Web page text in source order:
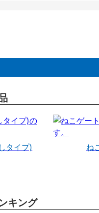
タイプ)
ね
キング